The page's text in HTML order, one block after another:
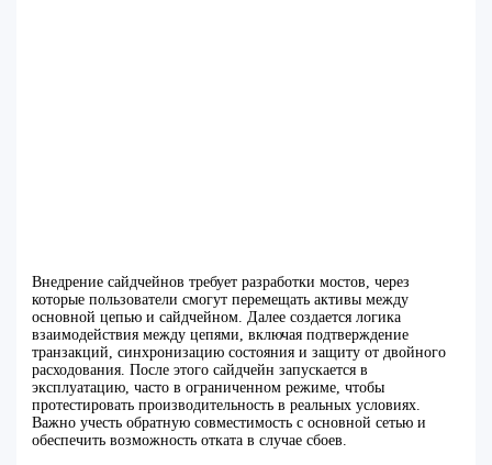
Внедрение сайдчейнов требует разработки мостов, через
которые пользователи смогут перемещать активы между
основной цепью и сайдчейном. Далее создается логика
взаимодействия между цепями, включая подтверждение
транзакций, синхронизацию состояния и защиту от двойного
расходования. После этого сайдчейн запускается в
эксплуатацию, часто в ограниченном режиме, чтобы
протестировать производительность в реальных условиях.
Важно учесть обратную совместимость с основной сетью и
обеспечить возможность отката в случае сбоев.